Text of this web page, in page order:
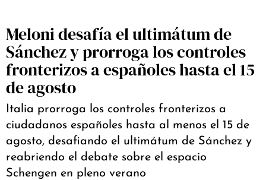
Meloni desafía el ultimátum de
Sánchez y prorroga los controles
fronterizos a españoles hasta el 15
de agosto
Italia prorroga los controles fronterizos a
ciudadanos españoles hasta al menos el 15 de
agosto, desafiando el ultimátum de Sánchez y
reabriendo el debate sobre el espacio
Schengen en pleno verano